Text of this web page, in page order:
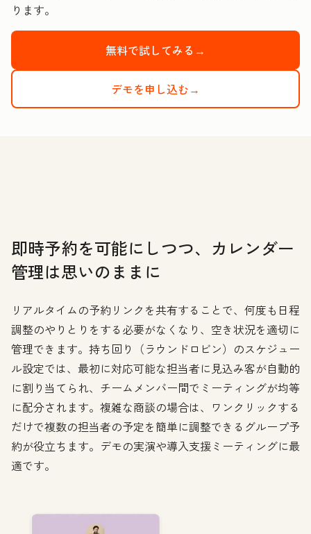
ります。
無料で試してみる→
デモを申し込む→
即時予約を可能にしつつ、カレンダー
管理は思いのままに
リアルタイムの予約リンクを共有することで、何度も日程
調整のやりとりをする必要がなくなり、空き状況を適切に
管理できます。持ち回り（ラウンドロビン）のスケジュー
ル設定では、最初に対応可能な担当者に見込み客が自動的
に割り当てられ、チームメンバー間でミーティングが均等
に配分されます。複雑な商談の場合は、ワンクリックする
だけで複数の担当者の予定を簡単に調整できるグループ予
約が役立ちます。デモの実演や導入支援ミーティングに最
適です。